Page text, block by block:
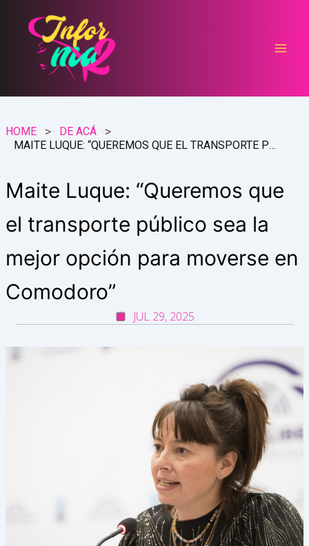
contenido
HOME
DE ACÁ
MAITE LUQUE: “QUEREMOS QUE EL TRANSPORTE PÚBLICO SEA LA MEJOR OPCIÓN PARA MOVERSE EN COMODORO”
Maite Luque: “Queremos que
el transporte público sea la
mejor opción para moverse en
Comodoro”
JUL 29, 2025